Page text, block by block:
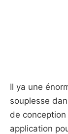
Il ya une
souplesse
de
application